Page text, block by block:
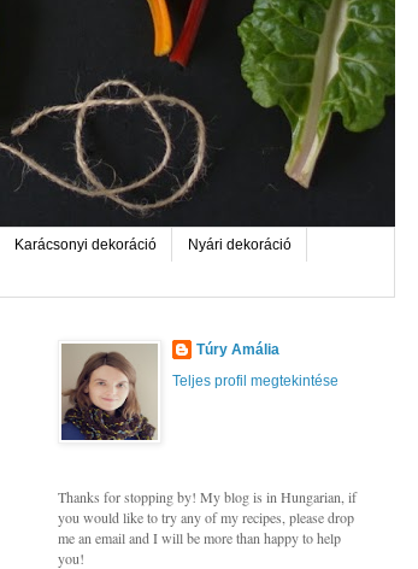
Karácsonyi dekoráció Nyári dekoráció
Túry Amália
Teljes profil megtekintése
Thanks for stopping by! My blog is in Hungarian, if
you would like to try any of my recipes, please drop
me an email and I will be more than happy to help
you!